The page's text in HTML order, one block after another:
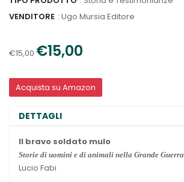
VENDITORE : Ugo Mursia Editore
€15,00 €15,00
Acquista su Amazon
DETTAGLI
Il bravo soldato mulo
Storie di uomini e di animali nella Grande Guerra
Lucio Fabi